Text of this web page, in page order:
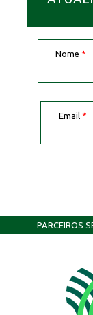
Nome *
Email *
PARCEIROS